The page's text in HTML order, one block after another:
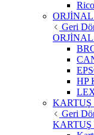
Geri
HP
KARTUŞ
Geri
KARTUŞ